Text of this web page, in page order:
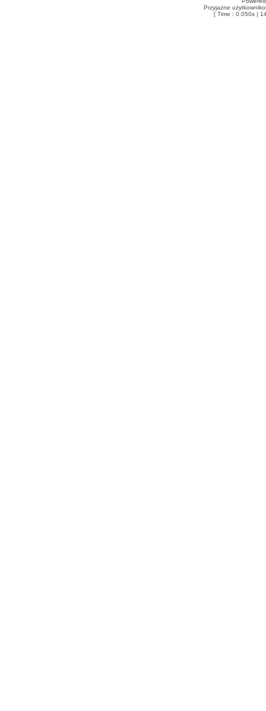
Przyjazne
[ Time : 0.050s |